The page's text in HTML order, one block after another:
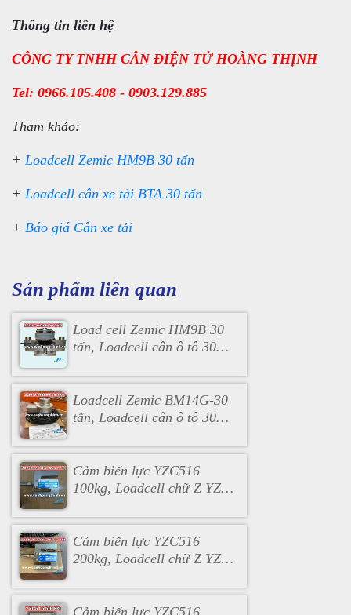
Thông tin liên hệ
CÔNG TY TNHH CÂN ĐIỆN TỬ HOÀNG THỊNH
Tel: 0966.105.408 - 0903.129.885
Tham khảo:
+ Loadcell Zemic HM9B 30 tấn
+ Loadcell cân xe tải BTA 30 tấn
+ Báo giá Cân xe tải
Sản phẩm liên quan
Load cell Zemic HM9B 30
tấn, Loadcell cân ô tô 30
Loadcell Zemic BM14G-30
tấn, Loadcell cân ô tô 30
Cảm biến lực YZC516
100kg, Loadcell chữ Z YZC
Cảm biến lực YZC516
200kg, Loadcell chữ Z YZC
Cảm biến lực YZC516